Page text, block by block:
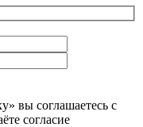
вы соглашаетесь с
согласие